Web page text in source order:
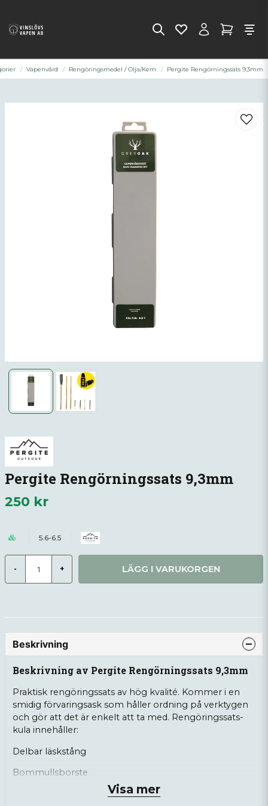
Vapenvård Rengöringsmedel / Olja/Kem Pergite Rengörningssats 9,3mm
Pergite Rengörningssats 9,3mm
250 kr
5.6-6.5
- + LÄGG I VARUKORGEN
Beskrivning
Beskrivning av Pergite Rengörningssats 9,3mm
Praktisk rengöringssats av hög kvalité. Kommer i en
smidig förvaringsask som håller ordning på verktygen
och gör att det är enkelt att ta med. Rengöringssats-
kula innehåller:
Delbar läskstång
Bommullsborste
Visa mer